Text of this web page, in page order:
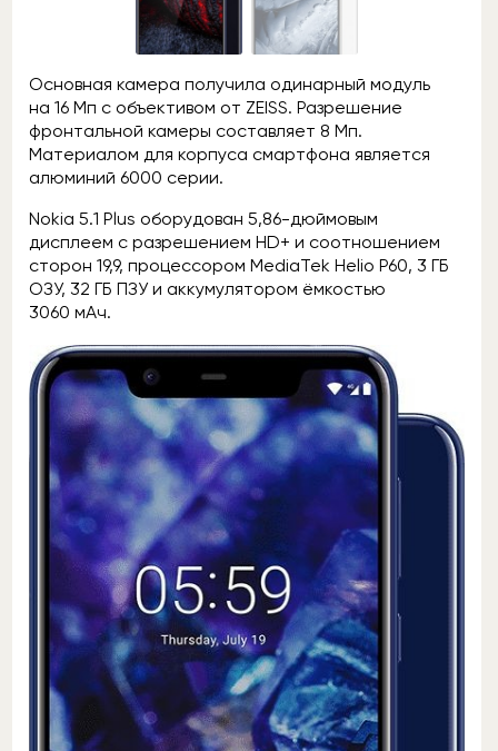
Основная камера получила одинарный модуль
на 16 Мп с объективом от ZEISS. Разрешение
фронтальной камеры составляет 8 Мп.
Материалом для корпуса смартфона является
алюминий 6000 серии.
Nokia 5.1 Plus оборудован 5,86-дюймовым
дисплеем с разрешением HD+ и соотношением
сторон 19,9, процессором MediaTek Helio P60, 3 ГБ
ОЗУ, 32 ГБ ПЗУ и аккумулятором ёмкостью
3060 мАч.